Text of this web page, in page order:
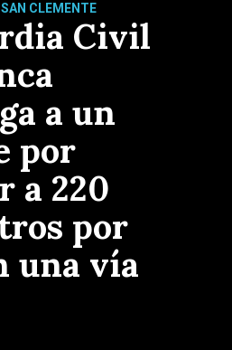
CLEMENTE
Civil
a un
por
a 220
por
una vía